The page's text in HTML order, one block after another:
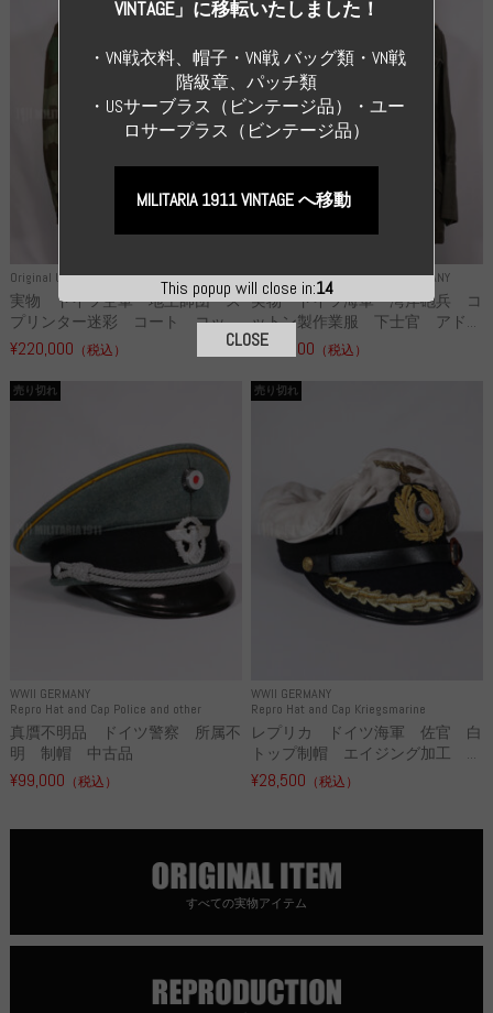
Original Uniform WH WWII GERMANY
実物 ドイツ空軍 地上師団 ス
プリンター迷彩 コート コッ...
¥220,000 （税込）
Original Uniform WH WWII GERMANY
実物 ドイツ海軍 湾岸砲兵 コ
ットン製作業服 下士官 アド...
¥286,000 （税込）
WWII GERMANY
Repro Hat and Cap Police and other
売り切れ
真贋不明品 ドイツ警察 所属不
明 制帽 中古品
¥99,000 （税込）
WWII GERMANY
Repro Hat and Cap Kriegsmarine
売り切れ
レプリカ ドイツ海軍 佐官 白
トップ制帽 エイジング加工 ...
¥28,500 （税込）
すべての実物アイテム
This popup will close in:14
VINTAGE」に移転いたしました！
・VN戦衣料、帽子・VN戦 バッグ類・VN戦
階級章、パッチ類
・USサーブラス（ビンテージ品）・ユー
ロサープラス（ビンテージ品）
MILITARIA 1911 VINTAGE へ移動
CLOSE